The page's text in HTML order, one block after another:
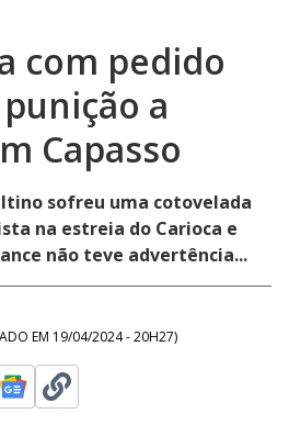
com pedido
a
Capasso
sofreu uma cotovelada
na estreia do Carioca e
não teve advertência...
EM 19/04/2024 - 20H27)